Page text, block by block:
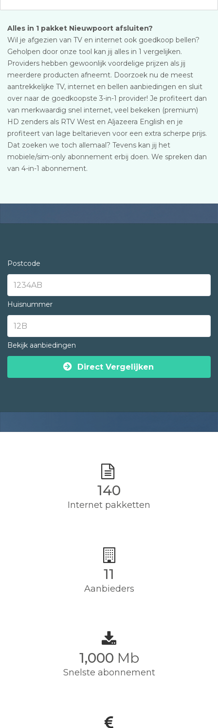
Alles in 1 pakket Nieuwpoort afsluiten?
Wil je afgezien van TV en internet ook goedkoop bellen?
Geholpen door onze tool kan jij alles in 1 vergelijken.
Providers hebben gewoonlijk voordelige prijzen als jij
meerdere producten afneemt. Doorzoek nu de meest
aantrekkelijke TV, internet en bellen aanbiedingen en sluit
over naar de goedkoopste 3-in-1 provider! Je profiteert dan
van merkwaardig snel internet, veel bekeken (premium)
HD zenders als RTV West en Aljazeera English en je
profiteert van lage beltarieven voor een extra scherpe prijs.
Dat zoeken we toch allemaal? Tevens kan jij het
mobiele/sim-only abonnement erbij doen. We spreken dan
van 4-in-1 abonnement.
Postcode
Huisnummer
Bekijk aanbiedingen
Direct Vergelijken
140
Internet pakketten
11
Aanbieders
1,000 Mb
Snelste abonnement